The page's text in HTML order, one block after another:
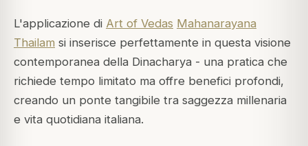
L'applicazione di Art of Vedas Mahanarayana
Thailam si inserisce perfettamente in questa visione
contemporanea della Dinacharya - una pratica che
richiede tempo limitato ma offre benefici profondi,
creando un ponte tangibile tra saggezza millenaria
e vita quotidiana italiana.